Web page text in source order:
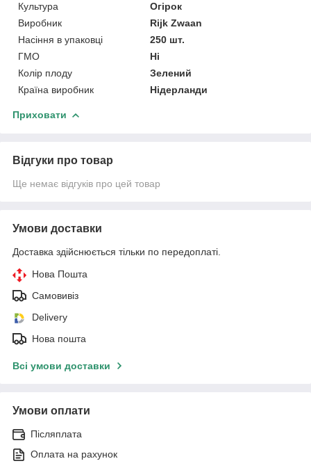
Культура
Огірок
Виробник
Rijk Zwaan
Насіння в упаковці
250 шт.
ГМО
Ні
Колір плоду
Зелений
Країна виробник
Нідерланди
Приховати
Відгуки про товар
Ще немає відгуків про цей товар
Умови доставки
Доставка здійснюється тільки по передоплаті.
Нова Пошта
Самовивіз
Delivery
Нова пошта
Всі умови доставки
Умови оплати
Післяплата
Оплата на рахунок